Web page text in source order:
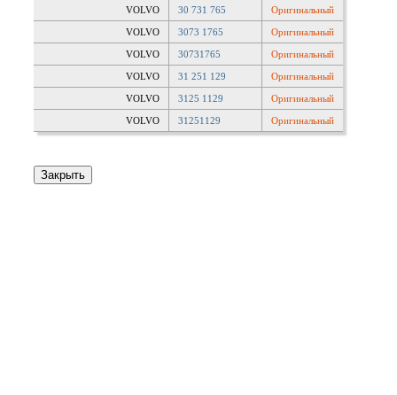
VOLVO 30 731 765 Оригинальный
VOLVO 3073 1765 Оригинальный
VOLVO 30731765 Оригинальный
VOLVO 31 251 129 Оригинальный
VOLVO 3125 1129 Оригинальный
VOLVO 31251129 Оригинальный